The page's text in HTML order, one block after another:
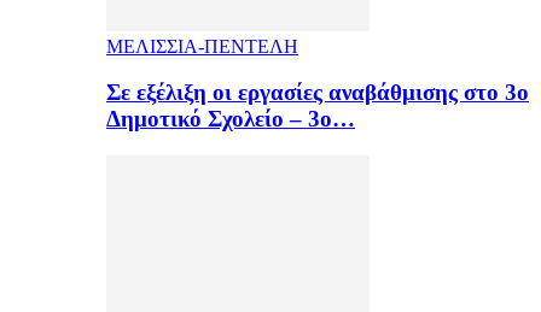
ΜΕΛΙΣΣΙΑ-ΠΕΝΤΕΛΗ
Σε εξέλιξη οι εργασίες αναβάθμισης στο 3ο
Δημοτικό Σχολείο – 3ο…